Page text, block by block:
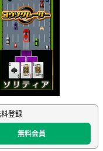
登録
無料会員